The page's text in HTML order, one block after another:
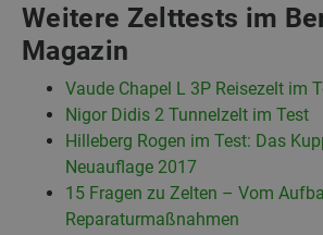
Weitere Zelttests im
Magazin
Vaude Chapel L 3P Reisezelt im
Nigor Didis 2 Tunnelzelt im Test
Hilleberg Rogen im Test: Das
Neuauflage 2017
15 Fragen zu Zelten – Vom
Reparaturmaßnahmen